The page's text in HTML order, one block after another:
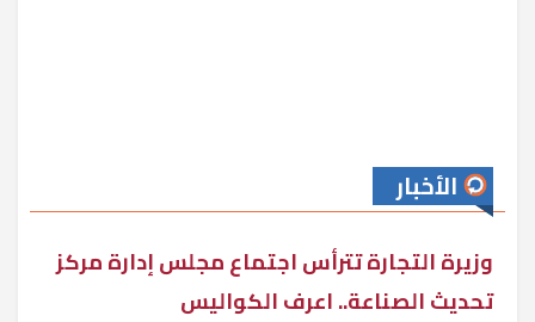
الأخبار
وزيرة التجارة تترأس اجتماع مجلس إدارة مركز
تحديث الصناعة.. اعرف الكواليس